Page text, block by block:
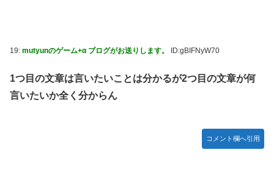
19: mutyunのゲーム+α ブログがお送りします。 ID:gBIFNyW70
1つ目の文章は言いたいことは分かるが2つ目の文章が何
言いたいか全く分からん
コメント欄へ引用